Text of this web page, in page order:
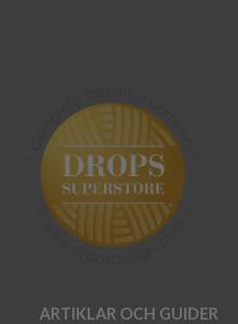
ARTIKLAR OCH GUIDER